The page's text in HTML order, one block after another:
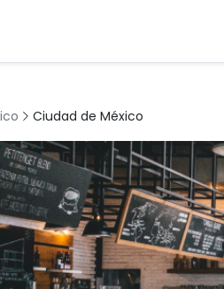
Ciudad de México